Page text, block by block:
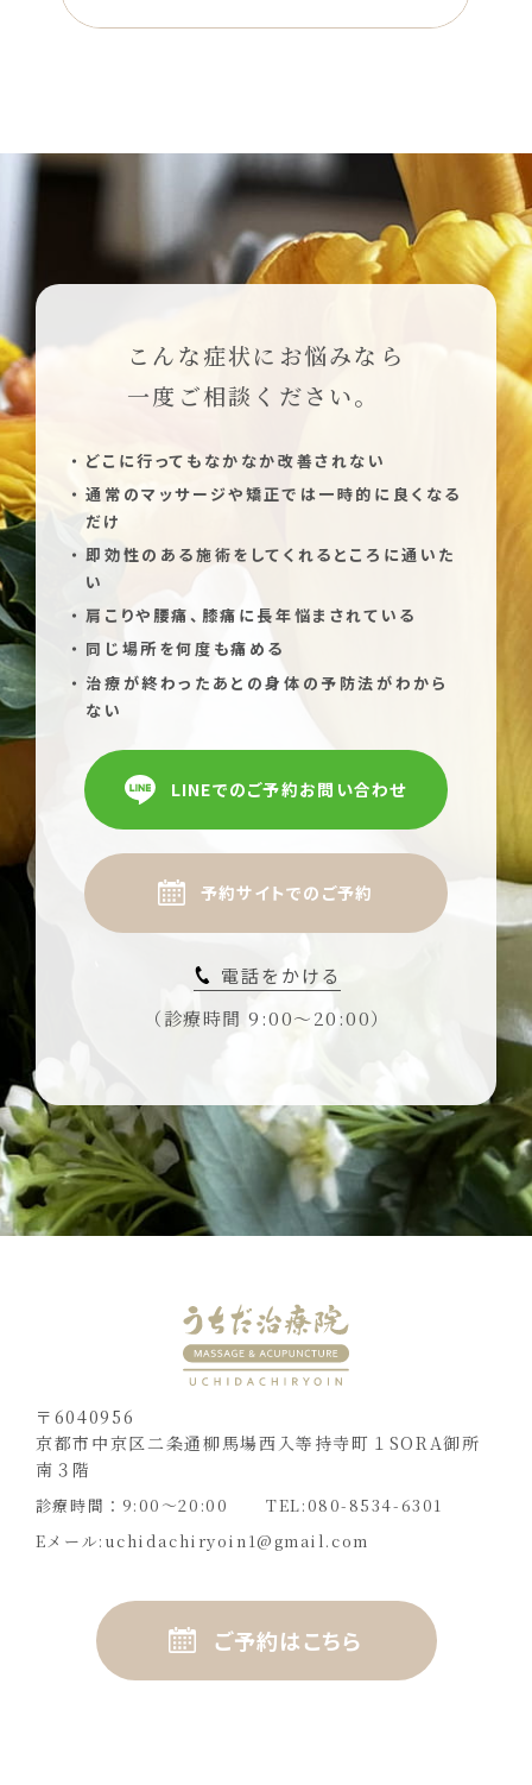
こんな症状にお悩みなら
一度ご相談ください。
どこに行ってもなかなか改善されない
通常のマッサージや矯正では一時的に良くなる
だけ
即効性のある施術をしてくれるところに通いた
い
肩こりや腰痛、膝痛に長年悩まされている
同じ場所を何度も痛める
治療が終わったあとの身体の予防法がわから
ない
LINEでのご予約お問い合わせ
予約サイトでのご予約
電話をかける
（診療時間 9:00〜20:00）
〒6040956
京都市中京区二条通柳馬場西入等持寺町１SORA御所
南３階
診療時間：9:00〜20:00
TEL:080-8534-6301
Eメール: uchidachiryoin1@gmail.com
ご予約はこちら